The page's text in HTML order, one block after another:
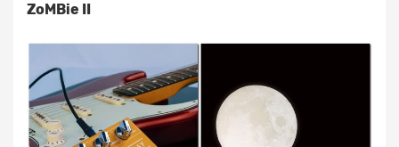
ZoMBie II